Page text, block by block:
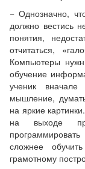
− Однозначно,
должно вестись
понятия,
отчитаться,
Компьютеры
обучение
ученик вначале
мышление,
на яркие
на выходе
сложнее
грамотному